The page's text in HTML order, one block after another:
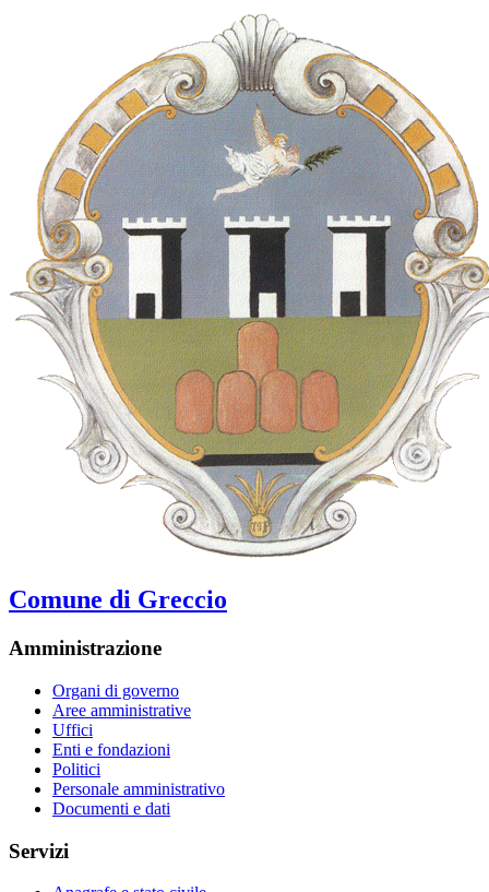
Comune di Greccio
Amministrazione
Organi di governo
Aree amministrative
Uffici
Enti e fondazioni
Politici
Personale amministrativo
Documenti e dati
Servizi